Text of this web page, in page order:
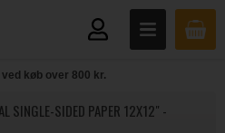
ved køb over 800 kr.
SINGLE-SIDED PAPER 12X12" -